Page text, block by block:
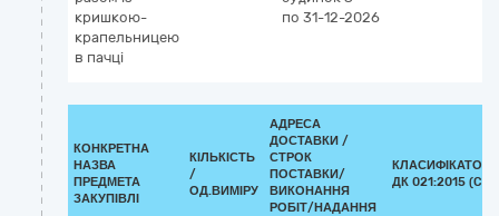
кришкою-
крапельницею
в пачці
по 31-12-2026
КОНКРЕТНА
НАЗВА
ПРЕДМЕТА
ЗАКУПІВЛІ
КІЛЬКІСТЬ
/
ОД.ВИМІРУ
АДРЕСА
ДОСТАВКИ /
СТРОК
ПОСТАВКИ/
ВИКОНАННЯ
РОБІТ/НАДАННЯ
КЛАСИФІКАТОР
ДК 021:2015